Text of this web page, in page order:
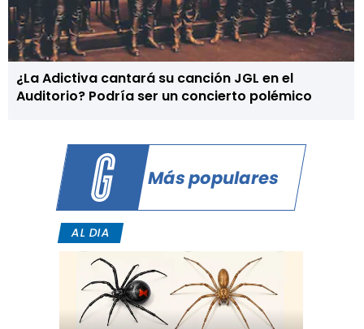
¿La Adictiva cantará su canción JGL en el
Auditorio? Podría ser un concierto polémico
Más populares
AL DIA